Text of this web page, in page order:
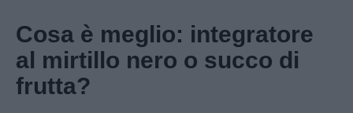
Cosa è meglio: integratore
al mirtillo nero o succo di
frutta?